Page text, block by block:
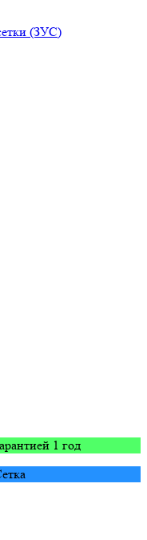
(ЗУС)
1 год